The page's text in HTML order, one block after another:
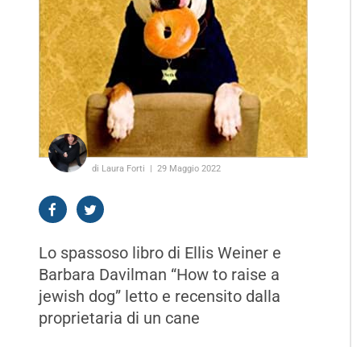
di Laura Forti 29 Maggio 2022
Lo spassoso libro di Ellis Weiner e
Barbara Davilman “How to raise a
jewish dog” letto e recensito dalla
proprietaria di un cane